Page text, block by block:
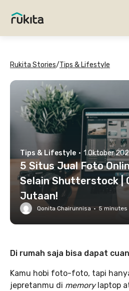
Rukita Stories/Tips & Lifestyle
Tips & Lifestyle · 1 Oktober
5 Situs Jual Foto
Selain Shutterstock |
Jutaan!
Qonita Chairunnisa · 5 minutes
Di rumah saja bisa dapat
Kamu hobi foto-foto, tapi
jepretanmu di memorylaptop